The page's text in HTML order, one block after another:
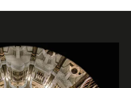
Luoghi
Città